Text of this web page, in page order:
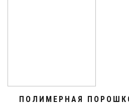
ПОЛИМЕРНАЯ